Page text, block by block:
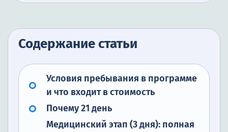
Содержание статьи
Условия пребывания в программе
и что входит в стоимость
Почему 21 день
Медицинский этап (3 дня): полная